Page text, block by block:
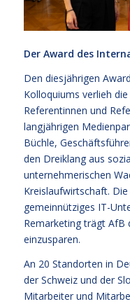
Der Award des
Den diesjährigen
Kolloquiums verlieh
Referentinnen und
langjährigen
Büchle,
den Dreiklang aus
unternehmerischen
Kreislaufwirtschaft.
gemeinnütziges IT-
Remarketing trägt AfB
einzusparen.
An 20 Standorten in
der Schweiz und der
Mitarbeiter und